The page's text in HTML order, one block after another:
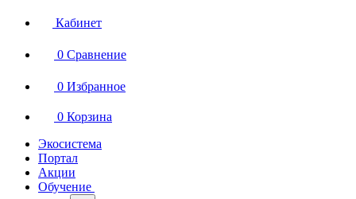
Кабинет
0 Сравнение
0 Избранное
0 Корзина
Экосистема
Портал
Акции
Обучение